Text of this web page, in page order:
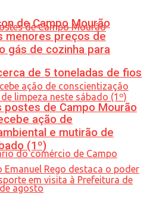
de 5 toneladas de fios
postes de Campo Mourão
de Campo Mourão
menores preços de
gás de cozinha para
ação de
e mutirão de
(1º)